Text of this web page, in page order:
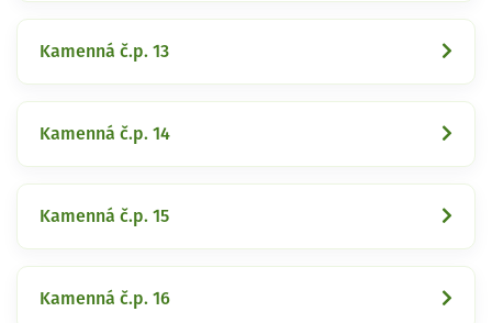
Kamenná č.p. 13
Kamenná č.p. 14
Kamenná č.p. 15
Kamenná č.p. 16